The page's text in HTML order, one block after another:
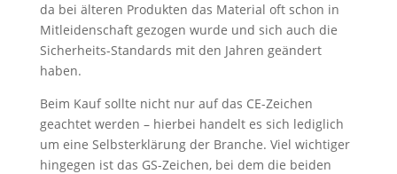
da bei älteren Produkten das Material oft schon in
Mitleidenschaft gezogen wurde und sich auch die
Sicherheits-Standards mit den Jahren geändert
haben.
Beim Kauf sollte nicht nur auf das CE-Zeichen
geachtet werden – hierbei handelt es sich lediglich
um eine Selbsterklärung der Branche. Viel wichtiger
hingegen ist das GS-Zeichen, bei dem die beiden